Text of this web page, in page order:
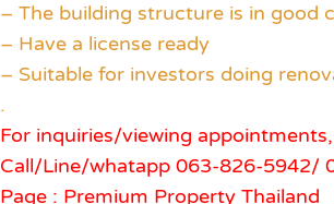
– The building structure is in good
– Have a license ready
– Suitable for investors doing
.
For inquiries/viewing
Call/Line/whatapp 063-826-5942/
Page : Premium Property Thailand